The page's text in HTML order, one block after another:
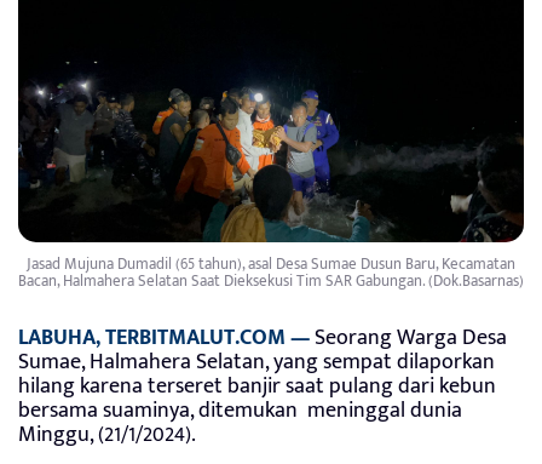
Jasad Mujuna Dumadil (65 tahun), asal Desa Sumae Dusun Baru, Kecamatan
Bacan, Halmahera Selatan Saat Dieksekusi Tim SAR Gabungan. (Dok.Basarnas)
LABUHA, TERBITMALUT.COM —Seorang Warga Desa
Sumae, Halmahera Selatan, yang sempat dilaporkan
hilang karena terseret banjir saat pulang dari kebun
bersama suaminya, ditemukan meninggal dunia
Minggu, (21/1/2024).